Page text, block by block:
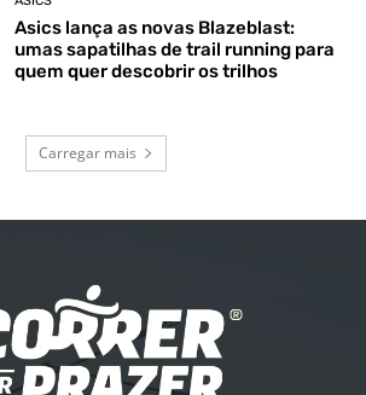
Asics lança as novas Blazeblast:
umas sapatilhas de trail running para
quem quer descobrir os trilhos
Carregar mais